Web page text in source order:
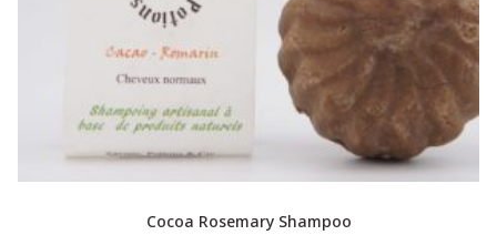
Cocoa Rosemary Shampoo